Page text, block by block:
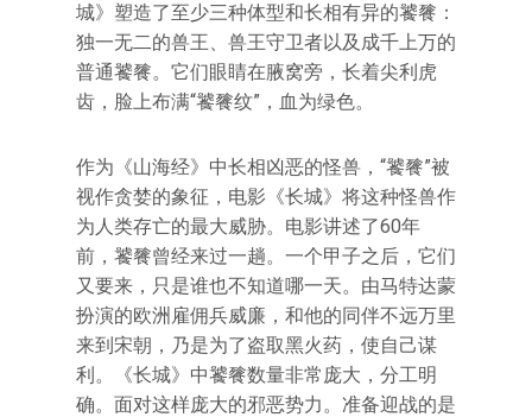
城》塑造了至少三种体型和长相有异的饕餮：
独一无二的兽王、兽王守卫者以及成千上万的
普通饕餮。它们眼睛在腋窝旁，长着尖利虎
齿，脸上布满“饕餮纹”，血为绿色。
作为《山海经》中长相凶恶的怪兽，“饕餮”被
视作贪婪的象征，电影《长城》将这种怪兽作
为人类存亡的最大威胁。电影讲述了60年
前，饕餮曾经来过一趟。一个甲子之后，它们
又要来，只是谁也不知道哪一天。由马特达蒙
扮演的欧洲雇佣兵威廉，和他的同伴不远万里
来到宋朝，乃是为了盗取黑火药，使自己谋
利。《长城》中饕餮数量非常庞大，分工明
确。面对这样庞大的邪恶势力。准备迎战的是